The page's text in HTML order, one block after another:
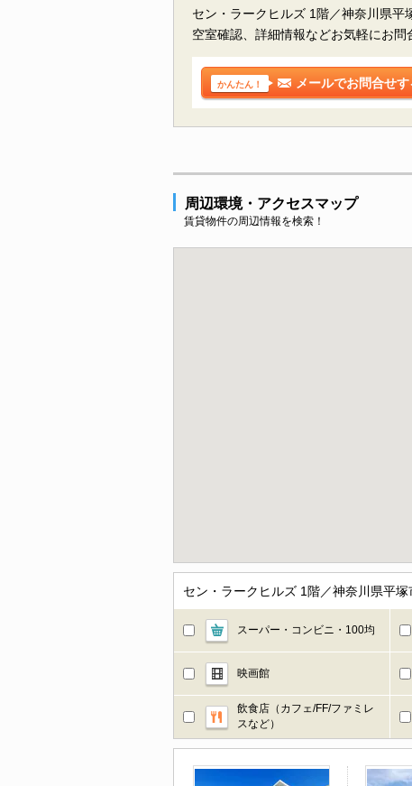
セン・ラークヒルズ 1階／神奈川県平
空室確認、詳細情報などお気軽にお問
かんたん！ メールでお問合せす
周辺環境・アクセスマップ
賃貸物件の周辺情報を検索！
セン・ラークヒルズ 1階／神奈川県平
スーパー・コンビニ・100均
映画館
飲食店（カフェ/FF/ファミレ
スなど）